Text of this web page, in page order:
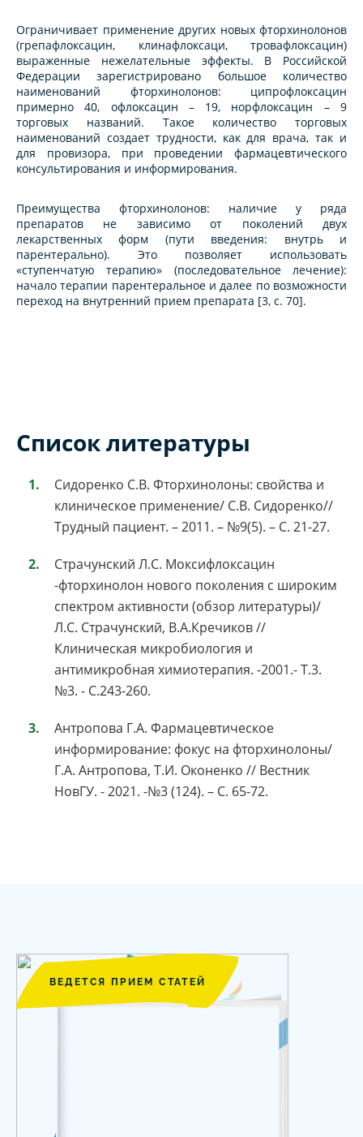
Ограничивает применение других новых фторхинолонов
(грепафлоксацин, клинафлоксаци, тровафлоксацин)
выраженные нежелательные эффекты. В Российской
Федерации зарегистрировано большое количество
наименований фторхинолонов: ципрофлоксацин
примерно 40, офлоксацин – 19, норфлоксацин – 9
торговых названий. Такое количество торговых
наименований создает трудности, как для врача, так и
для провизора, при проведении фармацевтического
консультирования и информирования.
Преимущества фторхинолонов: наличие у ряда
препаратов не зависимо от поколений двух
лекарственных форм (пути введения: внутрь и
парентерально). Это позволяет использовать
«ступенчатую терапию» (последовательное лечение):
начало терапии парентеральное и далее по возможности
переход на внутренний прием препарата [3, c. 70].
Список литературы
Сидоренко С.В. Фторхинолоны: свойства и
клиническое применение/ С.В. Сидоренко//
Трудный пациент. – 2011. – №9(5). – С. 21-27.
Страчунский Л.С. Моксифлоксацин
-фторхинолон нового поколения с широким
спектром активности (обзор литературы)/
Л.С. Страчунский, В.А.Кречиков //
Клиническая микробиология и
антимикробная химиотерапия. -2001.- Т.3.
№3. - С.243-260.
Антропова Г.А. Фармацевтическое
информирование: фокус на фторхинолоны/
Г.А. Антропова, Т.И. Оконенко // Вестник
НовГУ. - 2021. -№3 (124). – С. 65-72.
ВЕДЕТСЯ ПРИЕМ СТАТЕЙ